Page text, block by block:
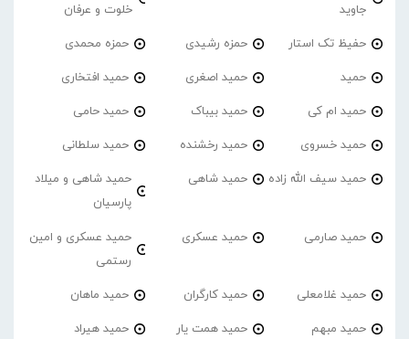
جاوید
خلوت و عرفان
حفیظ تک استار حمزه رشیدی حمزه محمدی
حمید حمید اصغری حمید افتخاری
حمید ام کی حمید بیباک حمید حامی
حمید خسروی حمید رخشنده حمید سلطانی
حمید سیف الله زاده حمید شاهی
حمید شاهی و میلاد
پارسیان
حمید صارمی حمید عسکری
حمید عسکری و امین
رستمی
حمید غلامعلی حمید کارگران حمید ماهان
حمید مبهم حمید همت یار حمید هیراد